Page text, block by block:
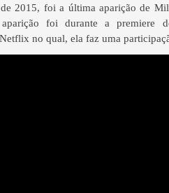
2015, foi a última aparição de
foi durante a premiere
no qual, ela faz uma